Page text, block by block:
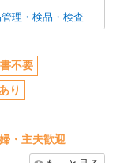
理・検品・検査
不要
り
・主夫歓迎